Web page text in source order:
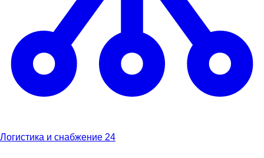
Логистика и снабжение 24